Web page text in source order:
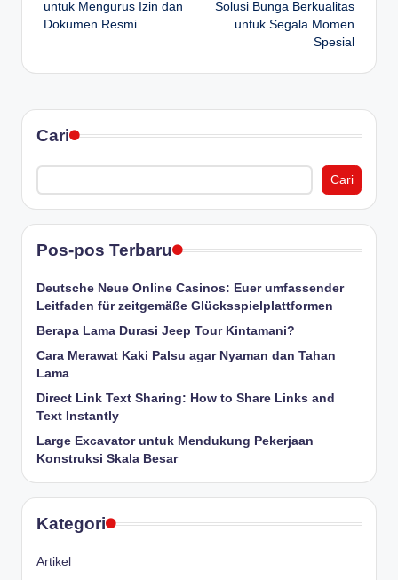
untuk Mengurus Izin dan
Dokumen Resmi
Solusi Bunga Berkualitas
untuk Segala Momen
Spesial
Cari
Cari
Pos-pos Terbaru
Deutsche Neue Online Casinos: Euer umfassender
Leitfaden für zeitgemäße Glücksspielplattformen
Berapa Lama Durasi Jeep Tour Kintamani?
Cara Merawat Kaki Palsu agar Nyaman dan Tahan
Lama
Direct Link Text Sharing: How to Share Links and
Text Instantly
Large Excavator untuk Mendukung Pekerjaan
Konstruksi Skala Besar
Kategori
Artikel